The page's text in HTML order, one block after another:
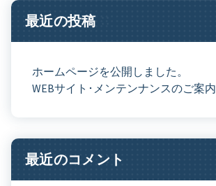
最近の投稿
ホームページを公開しました。
WEBサイト･メンテンナンスのご案内
最近のコメント